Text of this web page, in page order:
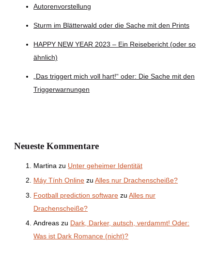
Autorenvorstellung
Sturm im Blätterwald oder die Sache mit den Prints
HAPPY NEW YEAR 2023 – Ein Reisebericht (oder so
ähnlich)
„Das triggert mich voll hart!“ oder: Die Sache mit den
Triggerwarnungen
Neueste Kommentare
Martina zu Unter geheimer Identität
Máy Tính Online zuAlles nur Drachenscheiße?
Football prediction software zuAlles nur
Drachenscheiße?
Andreas zu Dark, Darker, autsch, verdammt! Oder:
Was ist Dark Romance (nicht)?